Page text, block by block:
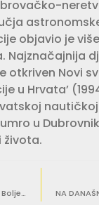
objavio je
Najznačajnija
otkriven Novi
u Hrvata’
u
života.
IVAN VUKOVIĆ VUKA Bolje da se aerodrom zove King’s Landing nego po nekom mrtvom tipu čije ime nitko ne zna izgovorit